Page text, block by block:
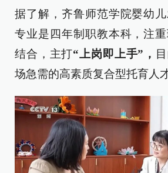
据了解，齐鲁师范学院婴幼
专业是四年制职教本科，注
结合，主打“上岗即上手”，
场急需的高素质复合型托育人才